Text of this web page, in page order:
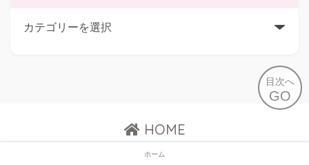
目次へ
GO
HOME
プライバシーポリシー
ホーム